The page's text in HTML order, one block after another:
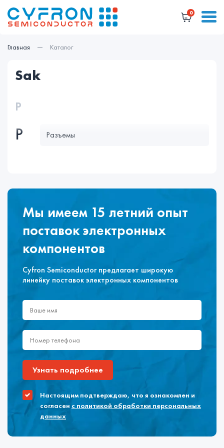
0
Главная Каталог
sak
Р
Р Разъемы
Мы имеем 15 летний опыт
поставок электронных
компонентов
Cyfron Semiconductor предлагает широкую
линейку поставок электронных компонентов
Узнать подробнее
Настоящим подтверждаю, что я ознакомлен и
согласен с политикой обработки персональных
данных